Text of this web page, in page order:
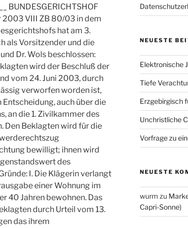
BUNDESGERICHTSHOF
2003 VIII ZB 80/03 in dem
hat am 3.
als Vorsitzender und die
Dr. Wols beschlossen:
wird der Beschluß der
vom 24. Juni 2003, durch
verworfen worden ist,
auch über die
an die 1. Zivilkammer des
Den Beklagten wird für die
bewilligt; ihnen wird
des
I. Die Klägerin verlangt
einer Wohnung im
40 Jahren bewohnen. Das
durch Urteil vom 13.
das ihrem
NEUESTE
Elektronische
Tiefe
Erzgebirgisch
Unchristliche
Vorfrage zu
NEUESTE
wurm zu
Capri-Sonne)